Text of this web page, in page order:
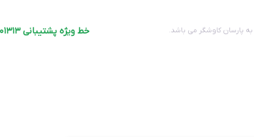
پارسان کاوشگر می باشد. خط ویژه پشتیبانی ۹۱۰۰۱۳۱۳-۰۱۳